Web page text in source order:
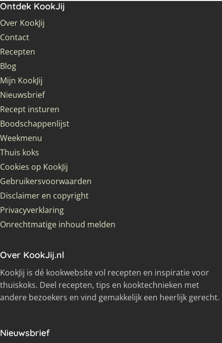
Ontdek KookJij
Over KookJij
Contact
Recepten
Blog
Mijn KookJij
Nieuwsbrief
Recept insturen
Boodschappenlijst
Weekmenu
Thuis koks
Cookies op KookJij
Gebruikersvoorwaarden
Disclaimer en copyright
Privacyverklaring
Onrechtmatige inhoud melden
Over KookJij.nl
KookJij is dé kookwebsite vol recepten en inspiratie voor
thuiskoks. Deel recepten, tips en kooktechnieken met
andere bezoekers en vind gemakkelijk een heerlijk gerecht.
Nieuwsbrief